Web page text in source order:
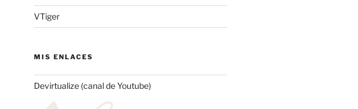
VTiger
MIS ENLACES
Devirtualize (canal de Youtube)